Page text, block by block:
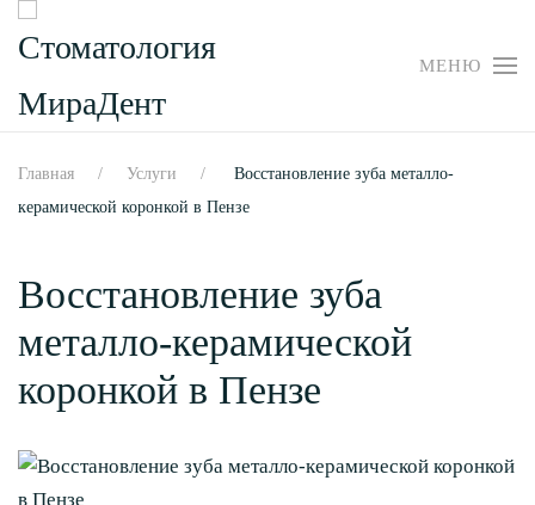
к
содержимому
МЕНЮ
Главная Услуги
Восстановление зуба металло-
керамической коронкой в Пензе
Восстановление зуба
металло-керамической
коронкой в Пензе